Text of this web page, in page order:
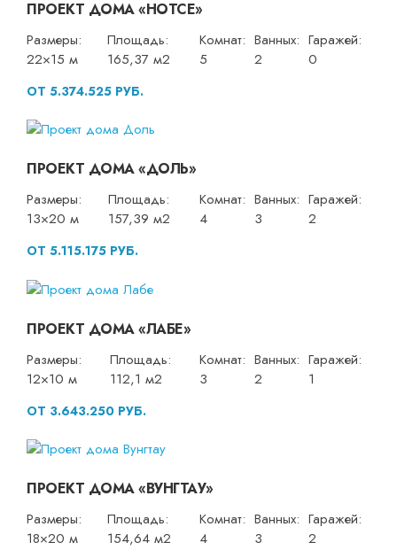
ПРОЕКТ ДОМА «НОТСЕ»
Размеры:
22×15 м
Площадь:
165,37 м2
Комнат:
5
Ванных:
2
Гаражей:
0
ОТ 5.374.525 РУБ.
ПРОЕКТ ДОМА «ДОЛЬ»
Размеры:
13×20 м
Площадь:
157,39 м2
Комнат:
4
Ванных:
3
Гаражей:
2
ОТ 5.115.175 РУБ.
ПРОЕКТ ДОМА «ЛАБЕ»
Размеры:
12×10 м
Площадь:
112,1 м2
Комнат:
3
Ванных:
2
Гаражей:
1
ОТ 3.643.250 РУБ.
ПРОЕКТ ДОМА «ВУНГТАУ»
Размеры:
18×20 м
Площадь:
154,64 м2
Комнат:
4
Ванных:
3
Гаражей:
2